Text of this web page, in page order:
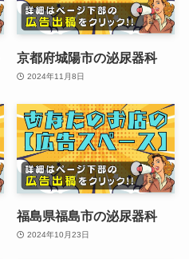
京都府城陽市の泌尿器科
2024年11月8日
福島県福島市の泌尿器科
2024年10月23日